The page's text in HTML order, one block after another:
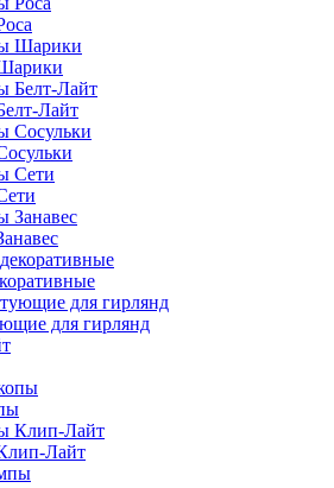
Лайт
для гирлянд
Лайт